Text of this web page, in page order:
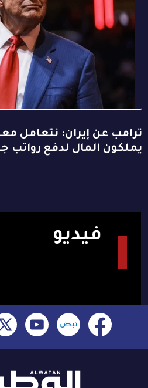
ترامب عن إيران: نتعامل
يملكون المال لدفع رواتب
فيديو